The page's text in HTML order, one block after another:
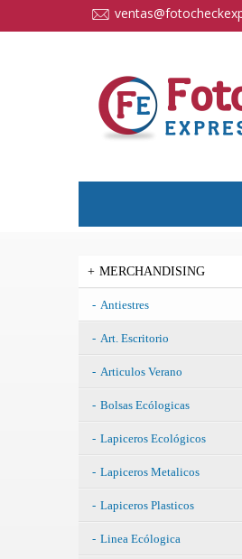
MERCHANDISING
Antiestres
Art. Escritorio
Articulos Verano
Bolsas Ecólogicas
Lapiceros Ecológicos
Lapiceros Metalicos
Lapiceros Plasticos
Linea Ecólogica